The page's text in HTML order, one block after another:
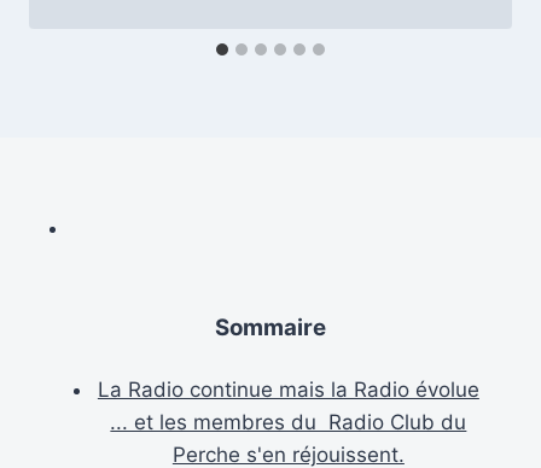
Sommaire
La Radio continue mais la Radio évolue
... et les membres du Radio Club du
Perche s'en réjouissent.